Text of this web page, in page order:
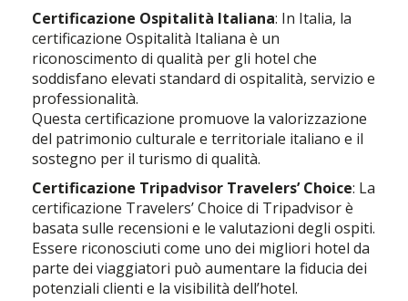
Certificazione Ospitalità Italiana: In Italia, la
certificazione Ospitalità Italiana è un
riconoscimento di qualità per gli hotel che
soddisfano elevati standard di ospitalità, servizio e
professionalità.
Questa certificazione promuove la valorizzazione
del patrimonio culturale e territoriale italiano e il
sostegno per il turismo di qualità.
Certificazione Tripadvisor Travelers’ Choice: La
certificazione Travelers’ Choice di Tripadvisor è
basata sulle recensioni e le valutazioni degli ospiti.
Essere riconosciuti come uno dei migliori hotel da
parte dei viaggiatori può aumentare la fiducia dei
potenziali clienti e la visibilità dell’hotel.